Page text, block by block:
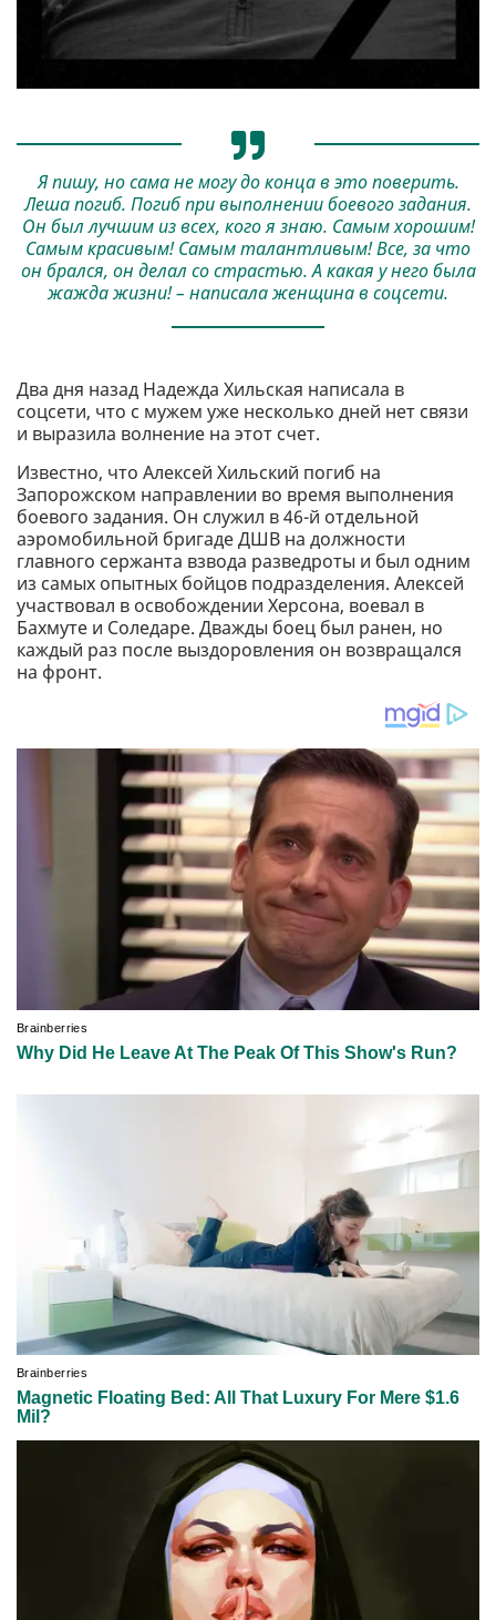
Я пишу, но сама не могу до конца в это поверить.
Леша погиб. Погиб при выполнении боевого задания.
Он был лучшим из всех, кого я знаю. Самым хорошим!
Самым красивым! Самым талантливым! Все, за что
он брался, он делал со страстью. А какая у него была
жажда жизни! – написала женщина в соцсети.
Два дня назад Надежда Хильская написала в
соцсети, что с мужем уже несколько дней нет связи
и выразила волнение на этот счет.
Известно, что Алексей Хильский погиб на
Запорожском направлении во время выполнения
боевого задания. Он служил в 46-й отдельной
аэромобильной бригаде ДШВ на должности
главного сержанта взвода разведроты и был одним
из самых опытных бойцов подразделения. Алексей
участвовал в освобождении Херсона, воевал в
Бахмуте и Соледаре. Дважды боец был ранен, но
каждый раз после выздоровления он возвращался
на фронт.